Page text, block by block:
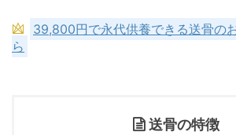
39,800円で永代供養できる送骨の
ら
送骨の特徴